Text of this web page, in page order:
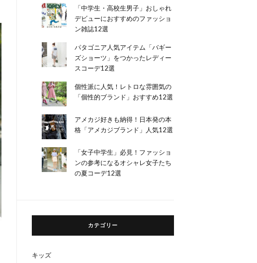
「中学生・高校生男子」おしゃれ
デビューにおすすめのファッショ
ン雑誌12選
パタゴニア人気アイテム「バギー
ズショーツ」をつかったレディー
スコーデ12選
個性派に人気！レトロな雰囲気の
「個性的ブランド」おすすめ12選
アメカジ好きも納得！日本発の本
格「アメカジブランド」人気12選
「女子中学生」必見！ファッショ
ンの参考になるオシャレ女子たち
の夏コーデ12選
カテゴリー
キッズ